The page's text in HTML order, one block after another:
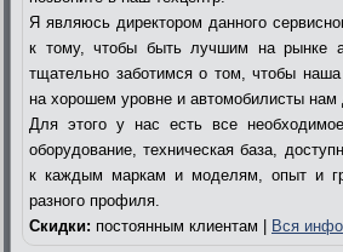
Я являюсь директором данного
к тому, чтобы быть лучшим на рынке
тщательно заботимся о том, чтобы наша
на хорошем уровне и автомобилисты нам
Для этого у нас есть все
оборудование, техническая база,
к каждым маркам и моделям, опыт и
разного профиля.
Скидки: постоянным клиентам | Вся